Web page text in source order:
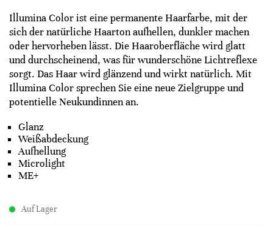
Illumina Color ist eine permanente Haarfarbe, mit der
sich der natürliche Haarton aufhellen, dunkler machen
oder hervorheben lässt. Die Haaroberfläche wird glatt
und durchscheinend, was für wunderschöne Lichtreflexe
sorgt. Das Haar wird glänzend und wirkt natürlich. Mit
Illumina Color sprechen Sie eine neue Zielgruppe und
potentielle Neukundinnen an.
Glanz
Weißabdeckung
Aufhellung
Microlight
ME+
Auf Lager